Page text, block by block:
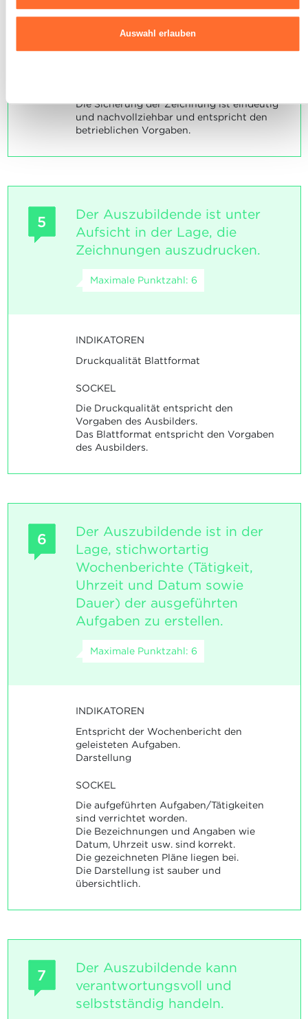
wie wir mit Ihren personenbezogenen Daten umgehen, finden sie
Auswahl erlauben
Die Sicherung der Zeichnung ist eindeutig
und nachvollziehbar und entspricht den
betrieblichen Vorgaben.
5
Der Auszubildende ist unter
Aufsicht in der Lage, die
Zeichnungen auszudrucken.
Maximale Punktzahl: 6
INDIKATOREN
Druckqualität Blattformat
SOCKEL
Die Druckqualität entspricht den
Vorgaben des Ausbilders.
Das Blattformat entspricht den Vorgaben
des Ausbilders.
6
Der Auszubildende ist in der
Lage, stichwortartig
Wochenberichte (Tätigkeit,
Uhrzeit und Datum sowie
Dauer) der ausgeführten
Aufgaben zu erstellen.
Maximale Punktzahl: 6
INDIKATOREN
Entspricht der Wochenbericht den
geleisteten Aufgaben.
Darstellung
SOCKEL
Die aufgeführten Aufgaben/Tätigkeiten
sind verrichtet worden.
Die Bezeichnungen und Angaben wie
Datum, Uhrzeit usw. sind korrekt.
Die gezeichneten Pläne liegen bei.
Die Darstellung ist sauber und
übersichtlich.
7
Der Auszubildende kann
verantwortungsvoll und
selbstständig handeln.